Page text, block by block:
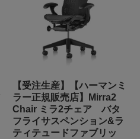
【受注生産】【ハーマンミ
ラー正規販売店】Mirra2
Chair ミラ2チェア バタ
フライサスペンション&ラ
ティテュードファブリッ